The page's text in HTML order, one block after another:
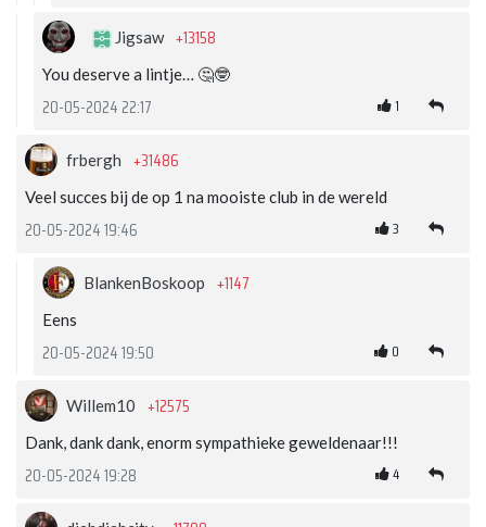
Jigsaw +13158
You deserve a lintje… 🤔🤓
20-05-2024 22:17 1
frbergh +31486
Veel succes bij de op 1 na mooiste club in de wereld
20-05-2024 19:46 3
BlankenBoskoop +1147
Eens
20-05-2024 19:50 0
Willem10 +12575
Dank, dank dank, enorm sympathieke geweldenaar!!!
20-05-2024 19:28 4